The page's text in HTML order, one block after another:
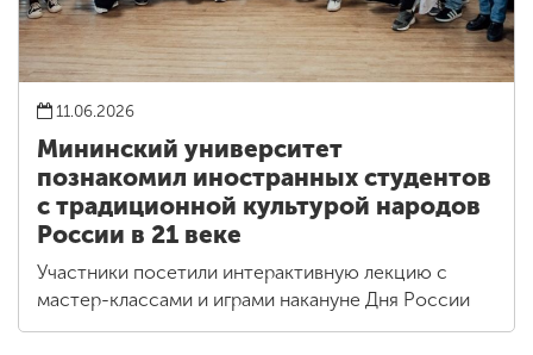
11.06.2026
Мининский университет
познакомил иностранных студентов
с традиционной культурой народов
России в 21 веке
Участники посетили интерактивную лекцию с
мастер-классами и играми накануне Дня России